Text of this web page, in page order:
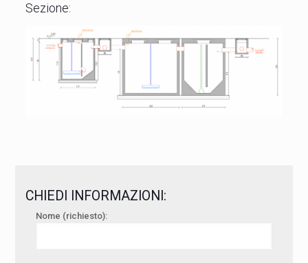
Sezione:
CHIEDI INFORMAZIONI:
Nome (richiesto):